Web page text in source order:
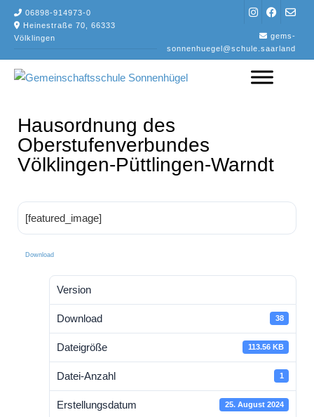
Skip
content
06898-914973-0
Heinestraße 70, 66333
Völklingen
gems-
sonnenhuegel@schule.saarland
Hausordnung des
Oberstufenverbundes
Völklingen-Püttlingen-Warndt
[featured_image]
Download
Version
Download 38
Dateigröße 113.56 KB
Datei-Anzahl 1
Erstellungsdatum 25. August 2024